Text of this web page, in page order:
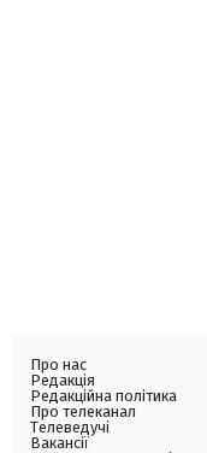
Про нас
Редакція
Редакційна політика
Про телеканал
Телеведучі
Вакансії